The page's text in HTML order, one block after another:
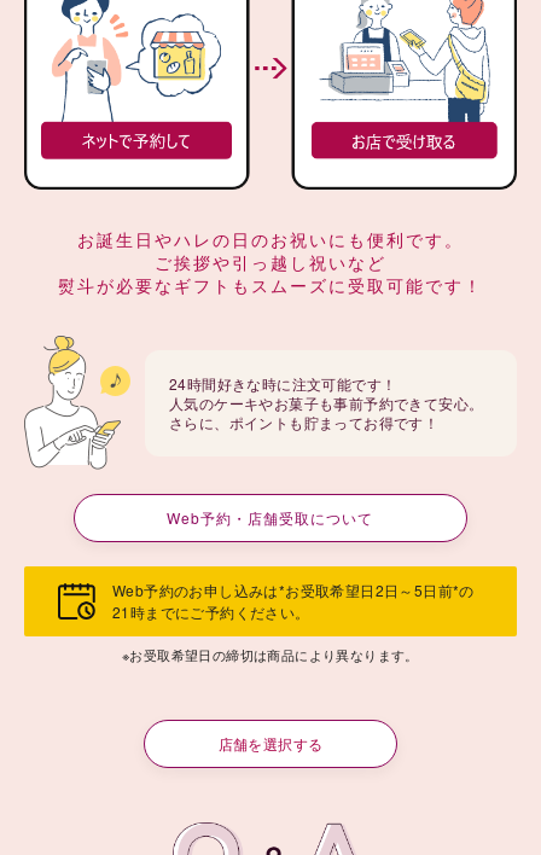
お誕生日やハレの日のお祝いにも便利です。
ご挨拶や引っ越し祝いなど
熨斗が必要なギフトもスムーズに受取可能です！
24時間好きな時に注文可能です！
人気のケーキやお菓子も事前予約できて安心。
さらに、ポイントも貯まってお得です！
Web予約・店舗受取について
Web予約のお申し込みは*お受取希望日2日～5日前*の
21時までにご予約ください。
※お受取希望日の締切は商品により異なります。
店舗を選択する